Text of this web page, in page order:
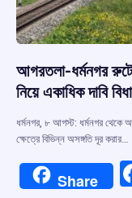
আগরতলা-ধর্মনগর
নিয়ে একাধিক দাবি
ধর্মনগর, ৮ আগস্ট: ধর্মনগর থেকে
ক্ষেত্রে বিভিন্ন অসঙ্গতি দূর করার…
Share